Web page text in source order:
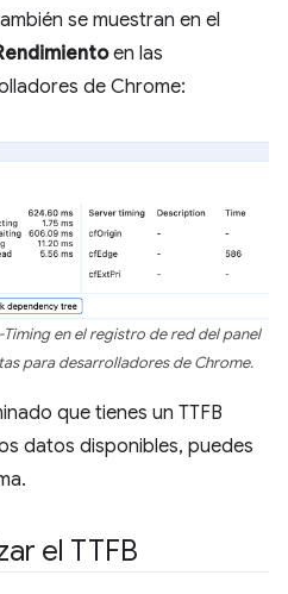
se muestran en el
en las
de Chrome:
en el registro de red del panel
para desarrolladores de Chrome.
que tienes un TTFB
datos disponibles, puedes
el TTFB